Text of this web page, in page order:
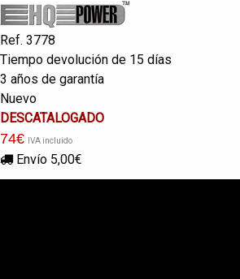
Ref. 3778
Tiempo devolución de 15 días
3 años de garantía
Nuevo
DESCATALOGADO
74€ IVA incluido
Envío 5,00€